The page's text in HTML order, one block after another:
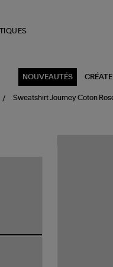
NOUVEAUTÉS
Sweatshirt Journey Coton